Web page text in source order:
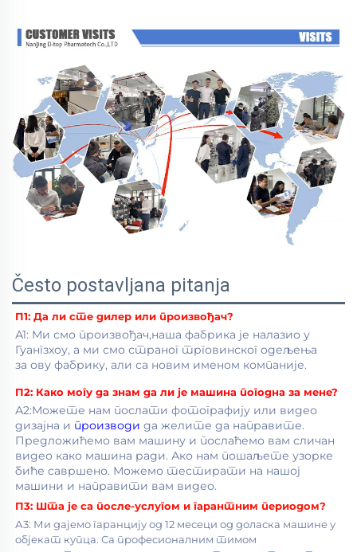
Često postavljana pitanja
П1: Да ли сте дилер или произвођач?
А1: Ми смо произвођач,наша фабрика је налазио у
Гуангзхоу, а ми смо страног трговинског одељења
за ову фабрику, али са новим именом компаније.
П2: Како могу да знам да ли је машина погодна за мене?
А2:Можете нам послати фотографију или видео
дизајна и производи да желите да направите.
Предложићемо вам машину и послаћемо вам сличан
видео како машина ради. Ако нам пошаљете узорке
биће савршено. Можемо тестирати на нашој
машини и направити вам видео.
П3: Шта је са после-услугом и гарантним периодом?
А3: Ми дајемо гаранцију од 12 месеци од доласка машине у
објекат купца. Са професионалним тимом